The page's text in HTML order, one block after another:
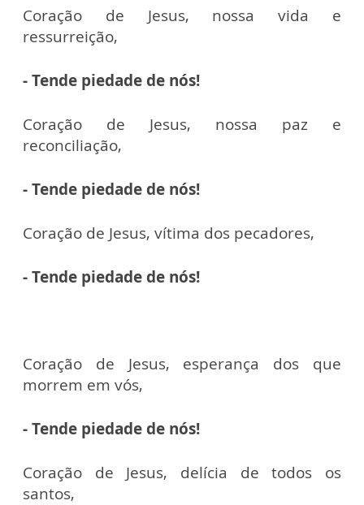
Coração de Jesus, nossa vida e
ressurreição,
- Tende piedade de nós!
Coração de Jesus, nossa paz e
reconciliação,
- Tende piedade de nós!
Coração de Jesus, vítima dos pecadores,
- Tende piedade de nós!
Coração de Jesus, esperança dos que
morrem em vós,
- Tende piedade de nós!
Coração de Jesus, delícia de todos os
santos,